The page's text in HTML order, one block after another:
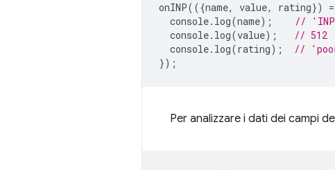
onINP(({name, value, rating}) =
console. log(name);
//
console. log(value);
// 512
console. log(rating);
//
});
Per analizzare i dati dei campi